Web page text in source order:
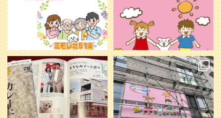
本日発売のオトンvol.210号に掲載さ
れました！...
28 1
『ぴっころ山鼻』オープンに向けて
準備が着々と進んでいます。
皆さんお楽しみに〜
...
26 0